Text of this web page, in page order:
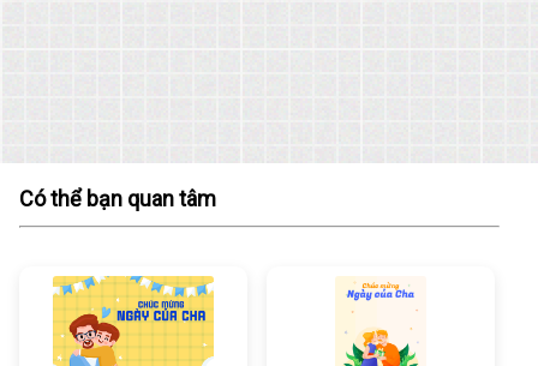
Có thể bạn quan tâm